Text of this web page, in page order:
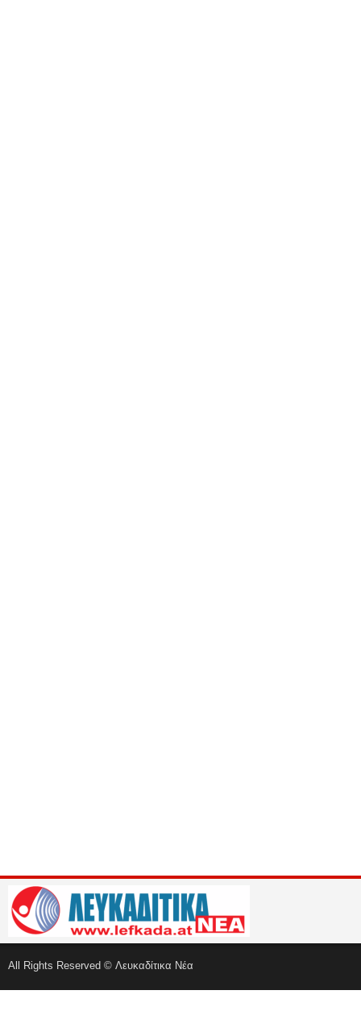
All Rights Reserved © Λευκαδίτικα Νέα